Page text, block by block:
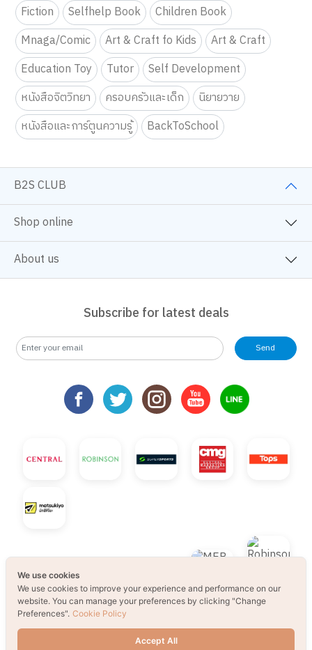
Fiction
Selfhelp Book
Children Book
Mnaga/Comic
Art & Craft fo Kids
Art & Craft
Education Toy
Tutor
Self Development
หนังสือจิตวิทยา
ครอบครัวและเด็ก
นิยายวาย
หนังสือและการ์ตูนความรู้
BackToSchool
B2S CLUB
Shop online
About us
Subscribe for latest deals
Send
© 2021 B2S CLUB, All rights reserved. Web
Design by1001click.
We use cookies
We use cookies to improve your experience and performance on our
website. You can manage your preferences by clicking "Change
Preferences". Cookie Policy
Accept All